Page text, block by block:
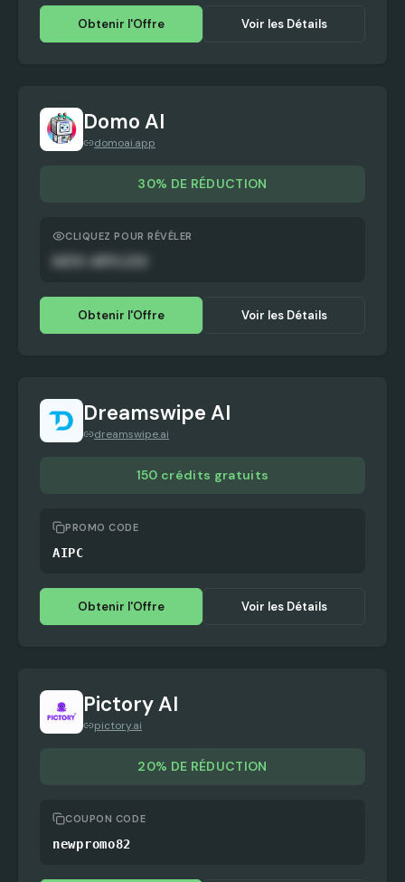
Obtenir l'Offre Voir les Détails
Domo AI
domoai.app
30% DE RÉDUCTION
CLIQUEZ POUR RÉVÉLER
Obtenir l'Offre Voir les Détails
Dreamswipe AI
dreamswipe.ai
150 crédits gratuits
PROMO CODE
AIPC
Obtenir l'Offre Voir les Détails
Pictory AI
pictory.ai
20% DE RÉDUCTION
COUPON CODE
newpromo82